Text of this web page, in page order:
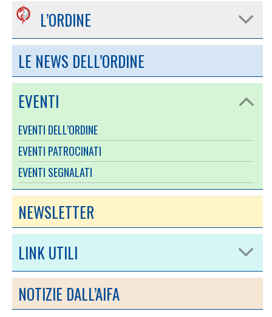
L’ORDINE
LE NEWS DELL’ORDINE
EVENTI
EVENTI DELL’ORDINE
EVENTI PATROCINATI
EVENTI SEGNALATI
NEWSLETTER
LINK UTILI
NOTIZIE DALL’AIFA